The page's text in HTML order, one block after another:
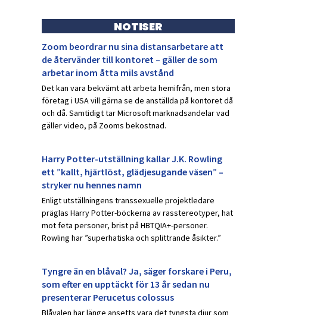
NOTISER
Zoom beordrar nu sina distansarbetare att
de återvänder till kontoret – gäller de som
arbetar inom åtta mils avstånd
Det kan vara bekvämt att arbeta hemifrån, men stora
företag i USA vill gärna se de anställda på kontoret då
och då. Samtidigt tar Microsoft marknadsandelar vad
gäller video, på Zooms bekostnad.
Harry Potter-utställning kallar J.K. Rowling
ett ”kallt, hjärtlöst, glädjesugande väsen” –
stryker nu hennes namn
Enligt utställningens transsexuelle projektledare
präglas Harry Potter-böckerna av rasstereotyper, hat
mot feta personer, brist på HBTQIA+-personer.
Rowling har ”superhatiska och splittrande åsikter.”
Tyngre än en blåval? Ja, säger forskare i Peru,
som efter en upptäckt för 13 år sedan nu
presenterar Perucetus colossus
Blåvalen har länge ansetts vara det tyngsta djur som